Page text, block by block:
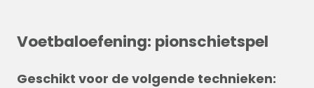
Voetbaloefening: pionschietspel
Geschikt voor de volgende technieken: